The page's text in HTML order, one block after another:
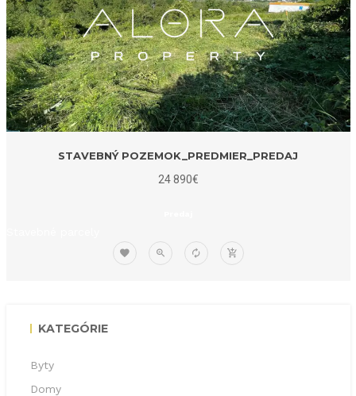
STAVEBNÝ POZEMOK_PREDMIER_PREDAJ
24 890€
KATEGÓRIE
Byty
Domy